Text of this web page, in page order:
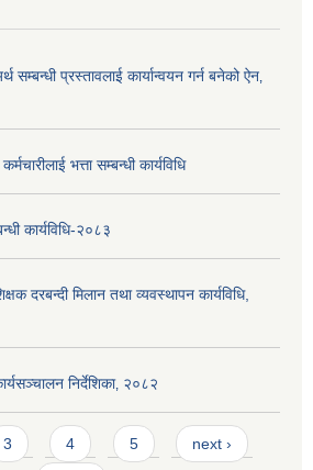
प्रस्तावलाई कार्यान्वयन गर्न बनेको ऐन‚
भत्ता सम्बन्धी कार्यविधि
कार्यविधि-२०८३
दरबन्दी मिलान तथा व्यवस्थापन कार्यविधि,
निर्देशिका‚ २०८२
3 4 5 next ›